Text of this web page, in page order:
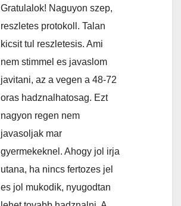
Gratulalok! Naguyon szep,
reszletes protokoll. Talan
kicsit tul reszletesis. Ami
nem stimmel es javaslom
javitani, az a vegen a 48-72
oras hadznalhatosag. Ezt
nagyon regen nem
javasoljak mar
gyermekeknel. Ahogy jol irja
utana, ha nincs fertozes jel
es jol mukodik, nyugodtan